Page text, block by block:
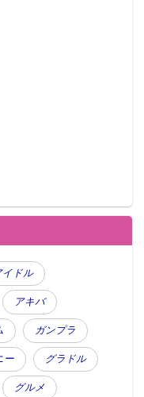
イドル
アキバ
ガンプラ
ー グラドル
グルメ